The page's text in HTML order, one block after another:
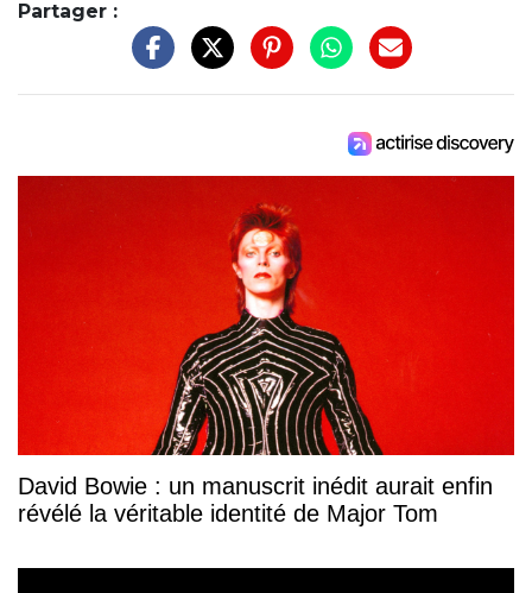
Partager :
David Bowie : un manuscrit inédit aurait enfin
révélé la véritable identité de Major Tom